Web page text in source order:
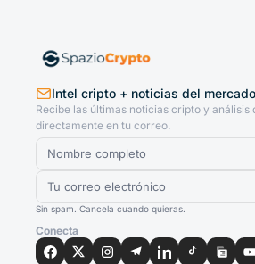
Intel cripto + noticias del
Recibe las últimas noticias cripto y análisis
directamente en tu correo.
Sin spam. Cancela cuando quieras.
Conecta